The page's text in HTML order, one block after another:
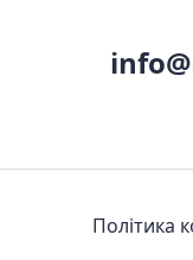
Політика